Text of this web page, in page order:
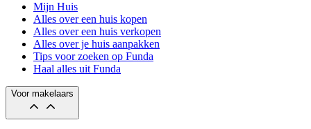
Mijn Huis
Alles over een huis kopen
Alles over een huis verkopen
Alles over je huis aanpakken
Tips voor zoeken op Funda
Haal alles uit Funda
Voor makelaars